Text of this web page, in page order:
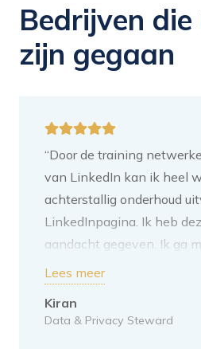
Bedrijven
zijn gegaan
“Door de training
van LinkedIn kan ik heel
achterstallig onderhoud
LinkedInpagina. Ik heb
aandacht gegeven. Ik ga
besteden aan het
content. Mijn volgende
van jullie erop los te laten.
Lees meer
Kiran
Data & Privacy Steward